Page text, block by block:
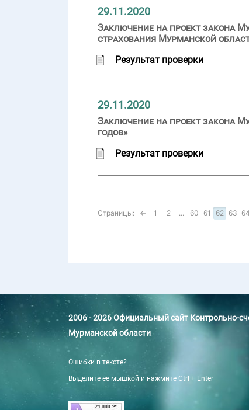
29.11.2020
Заключение на проект закона
страхования Мурманской
Результат проверки
29.11.2020
Заключение на проект закона
годов»
Результат проверки
Страницы: ← 1 2 ... 60 61 62 63 64
2006 - 2026 Официальный сайт Контрольно-
Мурманской области
Ошибки в тексте?
Выделите ее мышкой и нажмите Ctrl + Enter